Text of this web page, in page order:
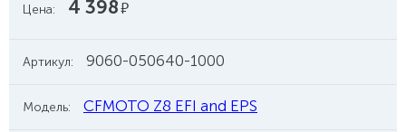
Цена: 4 398руб.
Артикул: 9060-050640-1000
Модель: CFMOTO Z8 EFI and EPS